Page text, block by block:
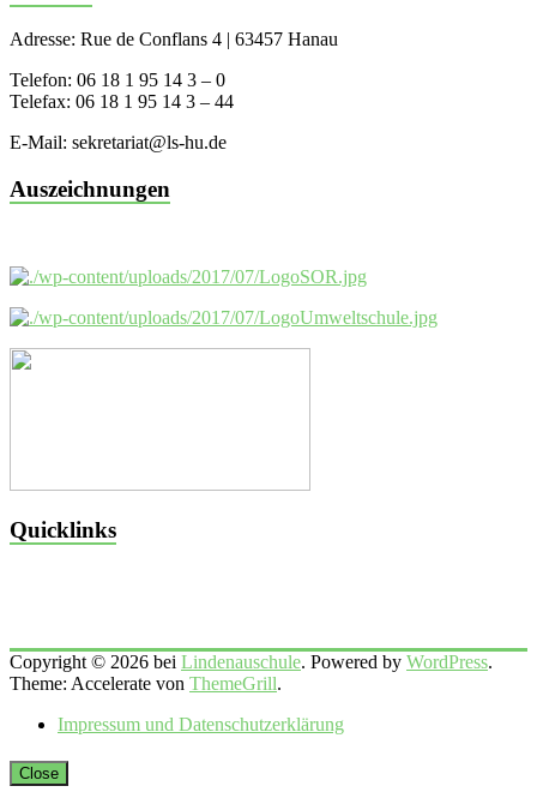
Adresse: Rue de Conflans 4 | 63457 Hanau
Telefon: 06 18 1 95 14 3 – 0
Telefax: 06 18 1 95 14 3 – 44
E-Mail: sekretariat@ls-hu.de
Auszeichnungen
Quicklinks
Copyright © 2026 bei Lindenauschule. Powered by WordPress.
Theme: Accelerate von ThemeGrill.
Impressum und Datenschutzerklärung
Close